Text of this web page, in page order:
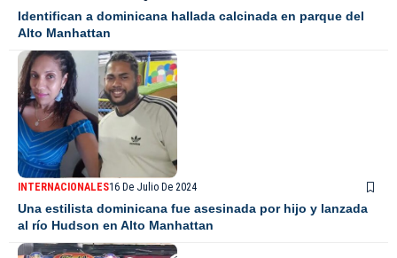
Identifican a dominicana hallada calcinada en parque del
Alto Manhattan
INTERNACIONALES16 De Julio De 2024
Una estilista dominicana fue asesinada por hijo y lanzada
al río Hudson en Alto Manhattan